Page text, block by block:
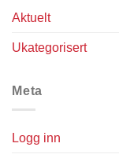
Aktuelt
Ukategorisert
Meta
Logg inn